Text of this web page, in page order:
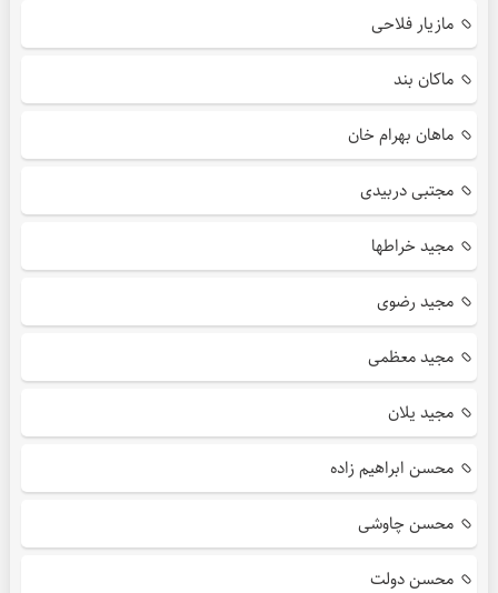
مازیار فلاحی
ماکان بند
ماهان بهرام خان
مجتبی دربیدی
مجید خراطها
مجید رضوی
مجید معظمی
مجید یلان
محسن ابراهیم زاده
محسن چاوشی
محسن دولت